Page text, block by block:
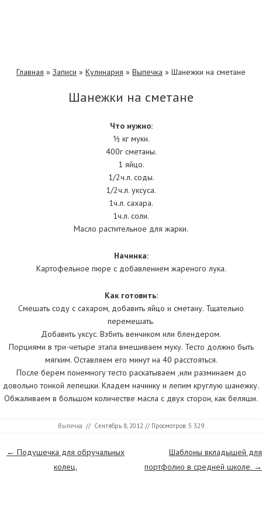
Главная » Записи » Кулинария » Выпечка » Шанежки на сметане
Шанежки на сметане
Что нужно:
½ кг муки.
400г сметаны.
1 яйцо.
1/2ч.л. соды.
1/2ч.л. уксуса.
1ч.л. сахара.
1ч.л. соли.
Масло растительное для жарки.
Начинка:
Картофельное пюре с добавлением жареного лука.
Как готовить:
Смешать соду с сахаром, добавить яйцо и сметану. Тщательно
перемешать.
Добавить уксус. Взбить венчиком или блендером.
Порциями в три-четыре этапа вмешиваем муку. Тесто должно быть
мягким. Оставляем его минут на 40 расстояться.
После берем понемногу тесто раскатываем ,или разминаем до
довольно тонкой лепешки. Кладем начинку и лепим круглую шанежку.
Обжаливаем в большом количестве масла с двух сторон, как беляши.
Выпечка // Сентябрь 8, 2012 // Просмотров: 5 329
Страницы
← Подушечка для обручальных
колец.
Шаблоны вкладышей для
портфолио в средней школе. →